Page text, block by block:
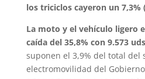
los triciclos cayeron un 7,3%
La moto y el vehículo ligero
caída del 35,8% con 9.573 uds
suponen el 3,9% del total del
electromovilidad del